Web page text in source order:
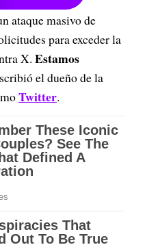
ataque masivo de
para exceder la
X. Estamos
el dueño de la
Twitter.